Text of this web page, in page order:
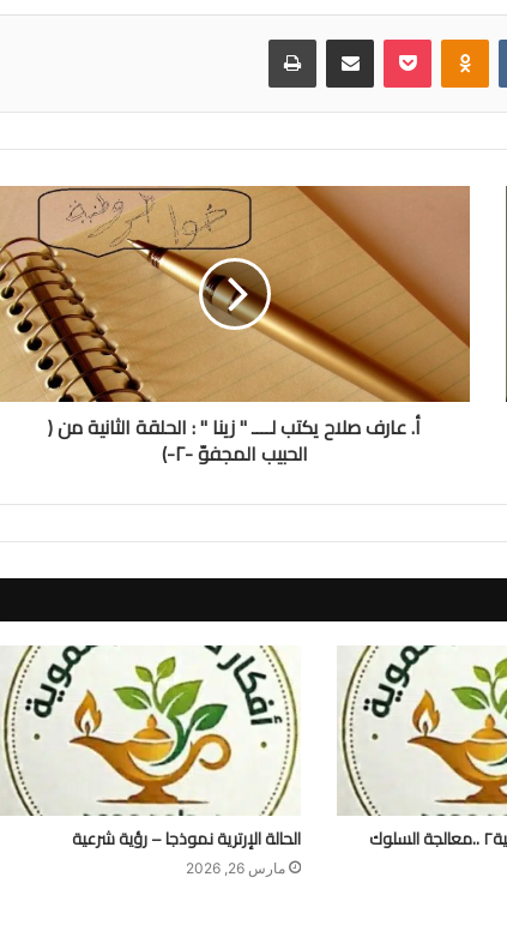
بوكيت
أ. عارف صلاح يكتب لــــ " زينا " : الحلقة الثانية من (
الحبيب المجفوّ -٢-)
ملتقى الفكر و التنمية٢ ..معالجة السلوك الحالة الإرترية نموذجا – رؤية شرعية
مارس 26, 2026